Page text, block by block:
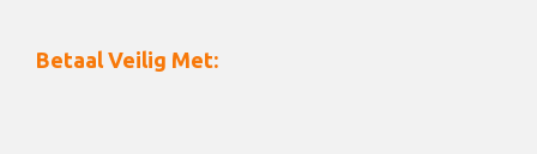
Betaal Veilig Met: